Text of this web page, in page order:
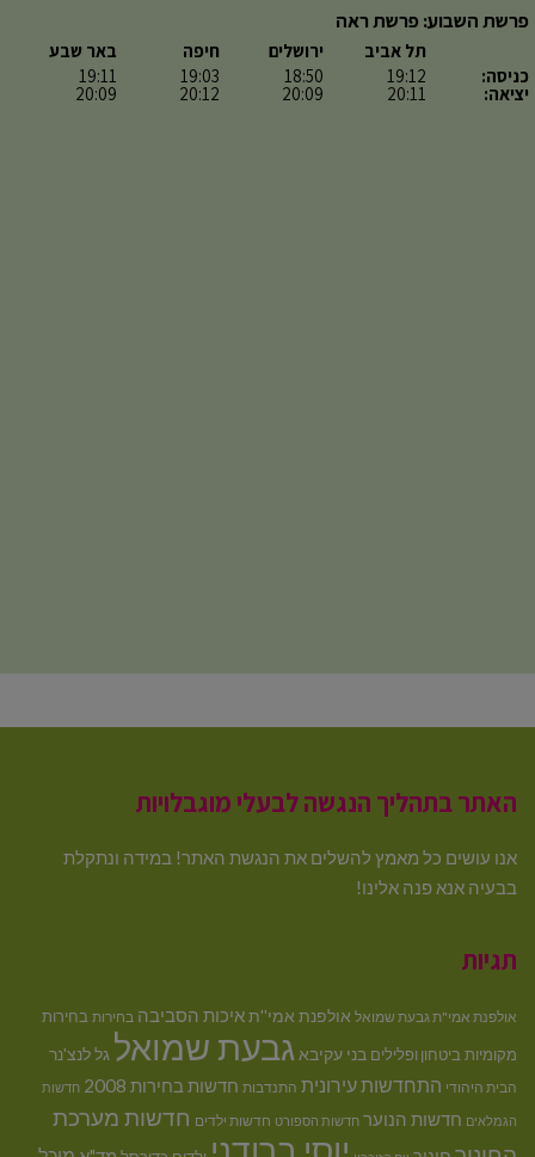
פרשת השבוע: פרשת ראה
כניסה:
יציאה:
תל אביב
19:12
20:11
ירושלים
18:50
20:09
חיפה
19:03
20:12
באר שבע
19:11
20:09
האתר בתהליך הנגשה לבעלי מוגבלויות
אנו עושים כל מאמץ להשלים את הנגשת האתר! במידה ונתקלת
בבעיה אנא פנה אלינו!
תגיות
אולפנת אמי"ת גבעת שמואל אולפנת אמי''תאיכות הסביבה בחירות בחירות
מקומיותביטחון ופלילים בני עקיבא גבעת שמואל גל לנצ'נר
הבית היהודי התחדשות עירונית התנדבות חדשות בחירות 2008 חדשות
הגמלאים חדשות הנוער חדשות הספורט חדשות ילדים חדשות מערכת